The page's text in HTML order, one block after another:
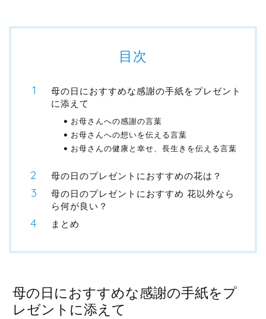
目次
母の日におすすめな感謝の手紙をプレゼント
に添えて
お母さんへの感謝の言葉
お母さんへの想いを伝える言葉
お母さんの健康と幸せ、長生きを伝える言葉
母の日のプレゼントにおすすめの花は？
母の日のプレゼントにおすすめ 花以外なら
ら何が良い？
まとめ
母の日におすすめな感謝の手紙をプ
レゼントに添えて